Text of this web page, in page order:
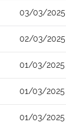
03/03/2025
02/03/2025
01/03/2025
01/03/2025
01/03/2025